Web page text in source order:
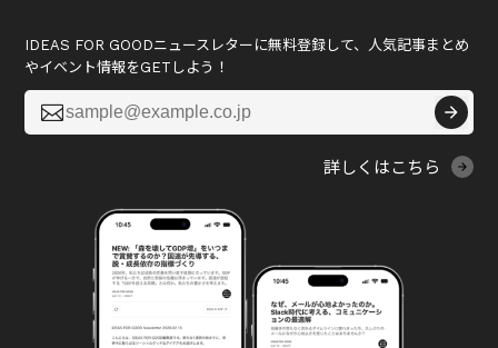
IDEAS FOR GOODニュースレターに無料登録して、人気記事まとめ
やイベント情報をGETしよう！

詳しくはこちら